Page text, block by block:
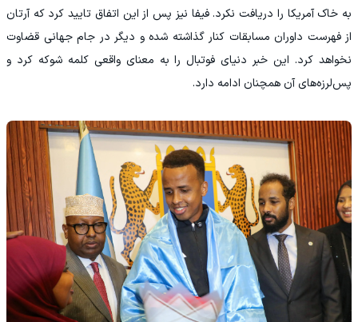
به خاک آمریکا را دریافت نکرد. فیفا نیز پس از این اتفاق تایید کرد که آرتان
از فهرست داوران مسابقات کنار گذاشته شده و دیگر در جام جهانی قضاوت
نخواهد کرد. این خبر دنیای فوتبال را به معنای واقعی کلمه شوکه کرد و
پس‌لرزه‌های آن همچنان ادامه دارد.